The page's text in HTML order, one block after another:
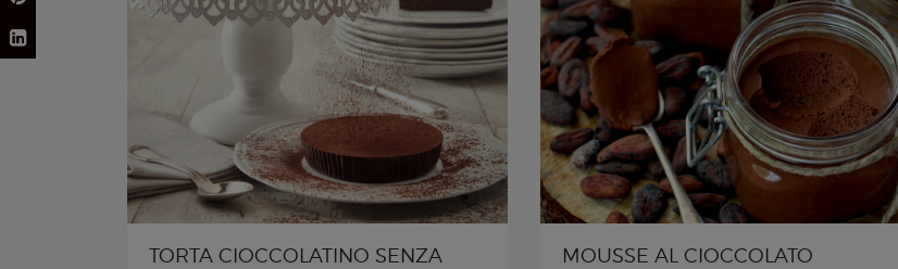
TORTA CIOCCOLATINO SENZA
MOUSSE AL CIOCCOLATO